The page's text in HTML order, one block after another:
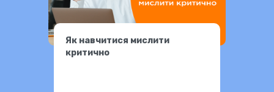
Як навчитися мислити
критично